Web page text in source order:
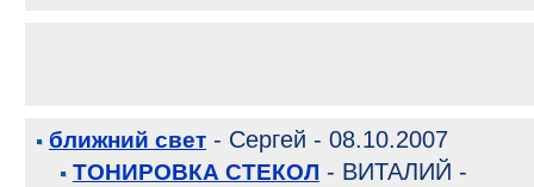
ближний свет - Сергей - 08.10.2007
ТОНИРОВКА СТЕКОЛ - ВИТАЛИЙ -